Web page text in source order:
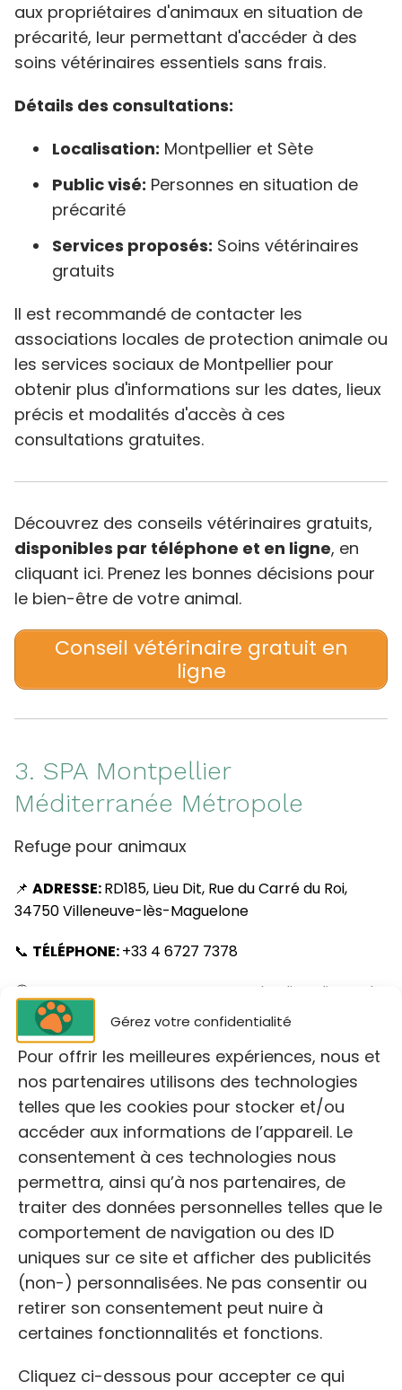
Gérez votre confidentialité
Pour offrir les meilleures expériences, nous et
nos partenaires utilisons des technologies
telles que les cookies pour stocker et/ou
accéder aux informations de l’appareil. Le
consentement à ces technologies nous
permettra, ainsi qu’à nos partenaires, de
traiter des données personnelles telles que le
comportement de navigation ou des ID
uniques sur ce site et afficher des publicités
(non-) personnalisées. Ne pas consentir ou
retirer son consentement peut nuire à
certaines fonctionnalités et fonctions.
Cliquez ci-dessous pour accepter ce qui
aux propriétaires d'animaux en situation de
précarité, leur permettant d'accéder à des
soins vétérinaires essentiels sans frais.​
Détails des consultations:
Localisation: Montpellier et Sète​
Public visé: Personnes en situation de
précarité​
Services proposés: Soins vétérinaires
gratuits​
Il est recommandé de contacter les
associations locales de protection animale ou
les services sociaux de Montpellier pour
obtenir plus d'informations sur les dates, lieux
précis et modalités d'accès à ces
consultations gratuites.
Découvrez des conseils vétérinaires gratuits,
disponibles par téléphone et en ligne, en
cliquant ici. Prenez les bonnes décisions pour
le bien-être de votre animal.
Conseil vétérinaire gratuit en
ligne
3. SPA Montpellier
Méditerranée Métropole
Refuge pour animaux
📌 ADRESSE:RD185, Lieu Dit, Rue du Carré du Roi,
34750 Villeneuve-lès-Maguelone
📞 TÉLÉPHONE:+33 4 6727 7378
🕓
Du lundi au dimanche
de 13:30h à 17h
🌐http://www.spa-montpellier.org/
Bien que sa mission principale ne soit pas de
fournir des services vétérinaires gratuits ou à
faible coût au public,la SPA collabore avec
des cliniques vétérinaires partenaires pour
assurer le suivi médical des animaux adoptés.
Cliquez pour accepter les cookies